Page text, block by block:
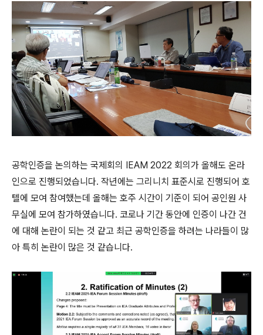
공학인증을 논의하는 국제회의 IEAM 2022 회의가 올해도 온라
인으로 진행되었습니다. 작년에는 그리니치 표준시로 진행되어 호
텔에 모여 참여했는데 올해는 호주 시간이 기준이 되어 공인원 사
무실에 모여 참가하였습니다. 코로나 기간 동안에 인증이 나간 건
에 대해 논란이 되는 것 같고 최근 공학인증을 하려는 나라들이 많
아 특히 논란이 많은 것 같습니다.